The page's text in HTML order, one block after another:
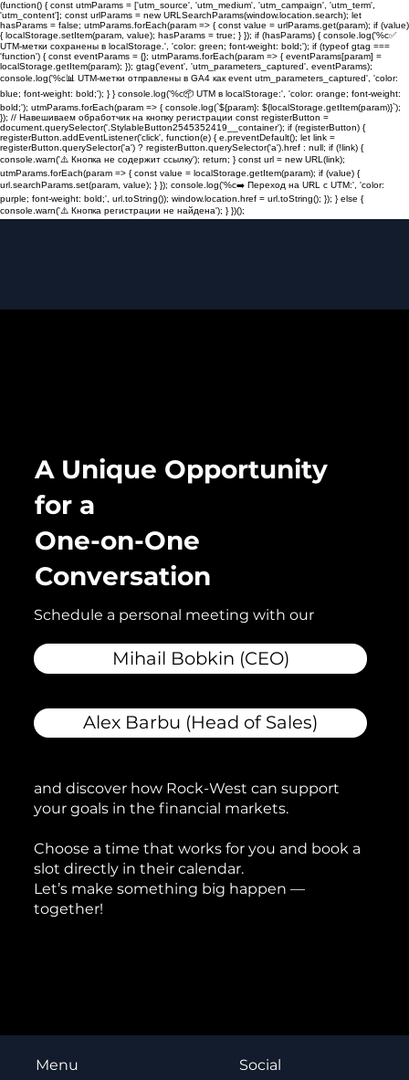
(function() { const utmParams = ['utm_source', 'utm_medium', 'utm_campaign', 'utm_term',
'utm_content']; const urlParams = new URLSearchParams(window.location.search); let
hasParams = false; utmParams.forEach(param => { const value = urlParams.get(param); if (value)
{ localStorage.setItem(param, value); hasParams = true; } }); if (hasParams) { console.log('%c✅
UTM-метки сохранены в localStorage.', 'color: green; font-weight: bold;'); if (typeof gtag ===
'function') { const eventParams = {}; utmParams.forEach(param => { eventParams[param] =
localStorage.getItem(param); }); gtag('event', 'utm_parameters_captured', eventParams);
console.log('%c📊 UTM-метки отправлены в GA4 как event utm_parameters_captured', 'color:
blue; font-weight: bold;'); } } console.log('%c📦 UTM в localStorage:', 'color: orange; font-weight:
bold;'); utmParams.forEach(param => { console.log(`${param}: ${localStorage.getItem(param)}`);
}); // Навешиваем обработчик на кнопку регистрации const registerButton =
document.querySelector('.StylableButton2545352419__container'); if (registerButton) {
registerButton.addEventListener('click', function(e) { e.preventDefault(); let link =
registerButton.querySelector('a') ? registerButton.querySelector('a').href : null; if (!link) {
console.warn('⚠️ Кнопка не содержит ссылку'); return; } const url = new URL(link);
utmParams.forEach(param => { const value = localStorage.getItem(param); if (value) {
url.searchParams.set(param, value); } }); console.log('%c➡️ Переход на URL с UTM:', 'color:
purple; font-weight: bold;', url.toString()); window.location.href = url.toString(); }); } else {
console.warn('⚠️ Кнопка регистрации не найдена'); } })();
A Unique Opportunity
for a
One-on-One
Conversation
Schedule a personal meeting with our
Mihail Bobkin (CEO)
Alex Barbu (Head of Sales)
and discover how Rock-West can support
your goals in the financial markets.
Choose a time that works for you and book a
slot directly in their calendar.
Let’s make something big happen —
together!
Menu
Social